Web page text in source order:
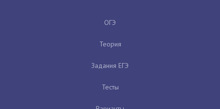
ОГЭ
Теория
Задания ЕГЭ
Тесты